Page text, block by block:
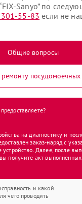
Sanyo” по
301-55-83 если не
Общие вопросы
на диагностику и
заказ-наряд с
устройство. Далее, после
получите акт
и какой
чего проводить